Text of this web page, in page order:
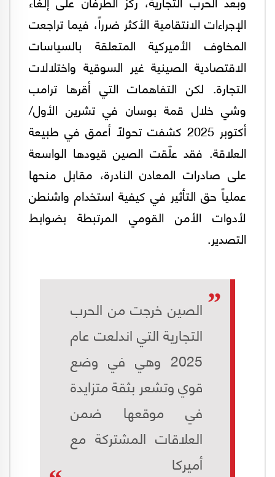
الإجراءات الانتقامية الأكثر ضرراً، فيما تراجعت
المخاوف الأميركية المتعلقة بالسياسات
الاقتصادية الصينية غير السوقية واختلالات
التجارة. لكن التفاهمات التي أقرها ترامب
وشي خلال قمة بوسان في تشرين الأول/
أكتوبر 2025 كشفت تحولاً أعمق في طبيعة
العلاقة. فقد علّقت الصين قيودها الواسعة
على صادرات المعادن النادرة، مقابل منحها
عملياً حق التأثير في كيفية استخدام واشنطن
لأدوات الأمن القومي المرتبطة بضوابط
التصدير.
الصين خرجت من الحرب
التجارية التي اندلعت عام
2025 وهي في وضع
قوي وتشعر بثقة متزايدة
في موقعها ضمن
العلاقات المشتركة مع
أميركا